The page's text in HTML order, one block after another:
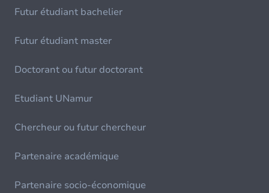
Futur étudiant bachelier
Futur étudiant master
Doctorant ou futur doctorant
Etudiant UNamur
Chercheur ou futur chercheur
Partenaire académique
Partenaire socio-économique